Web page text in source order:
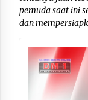
pemuda saat ini
dan